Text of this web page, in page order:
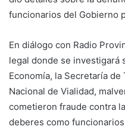
funcionarios del Gobierno
En diálogo con Radio
legal donde se investigará
Economía, la Secretaría
Nacional de Vialidad,
cometieron fraude contra
deberes como